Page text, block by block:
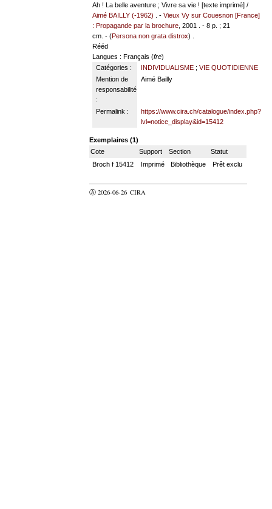
Ah ! La belle aventure ; Vivre sa vie ! [texte imprimé] /
Aimé BAILLY (-1962)
. -Vieux Vy sur Couesnon [France]
: Propagande par la brochure , 2001 . - 8 p. ; 21
cm. - (Persona non grata distrox) .
Rééd
Langues : Français (fre)
Catégories :
INDIVIDUALISME; VIE QUOTIDIENNE
Mention de
responsabilité
:
Aimé Bailly
Permalink :
https://www.cira.ch/catalogue/index.php?
lvl=notice_display&id=15412
Exemplaires (1)
Cote
Support Section
Statut
Broch f 15412
Imprimé Bibliothèque Prêt exclu
Ⓐ 2026-06-26 CIRA